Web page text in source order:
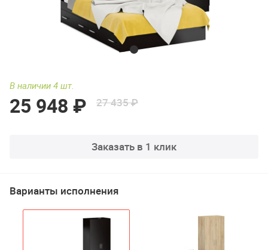
В наличии 4 шт.
25 948 ₽ 27 435 ₽
Заказать в 1 клик
Варианты исполнения